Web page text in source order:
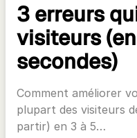
3 erreurs
visiteurs
secondes)
Comment améliorer
plupart des visiteurs
partir) en 3 à 5…